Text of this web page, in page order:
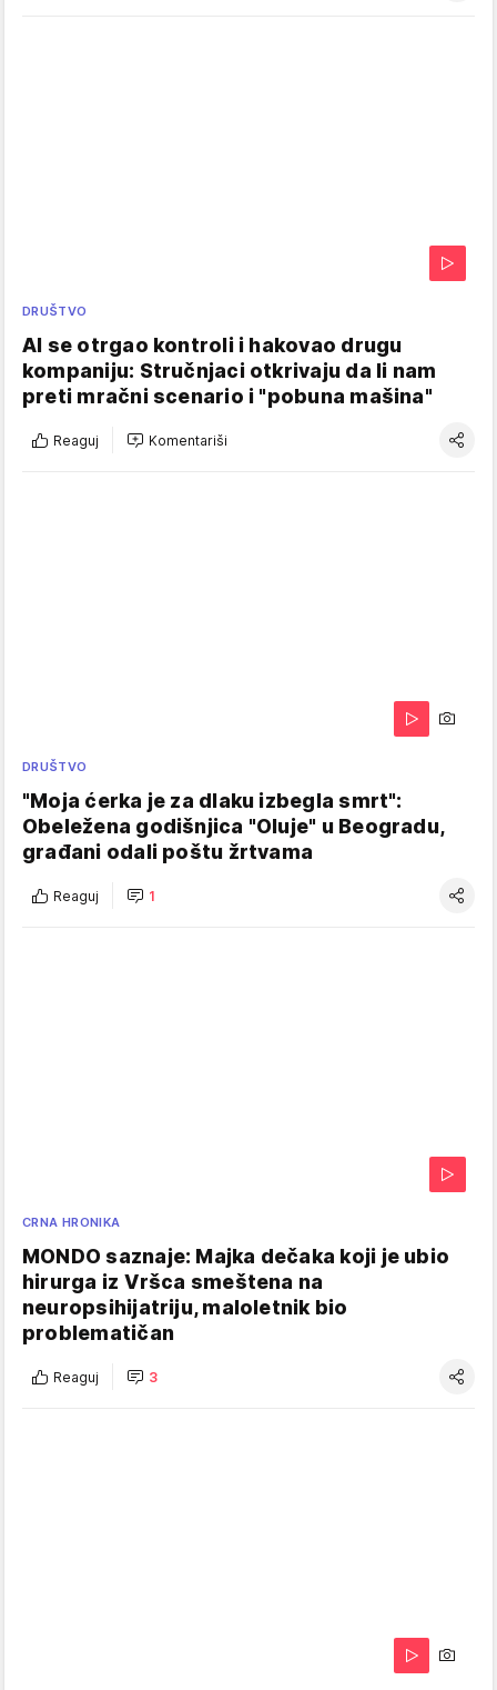
DRUŠTVO
AI se otrgao kontroli i hakovao drugu
kompaniju: Stručnjaci otkrivaju da li nam
preti mračni scenario i "pobuna mašina"
Reaguj Komentariši
DRUŠTVO
"Moja ćerka je za dlaku izbegla smrt":
Obeležena godišnjica "Oluje" u Beogradu,
građani odali poštu žrtvama
Reaguj 1
CRNA HRONIKA
MONDO saznaje: Majka dečaka koji je ubio
hirurga iz Vršca smeštena na
neuropsihijatriju, maloletnik bio
problematičan
Reaguj 3